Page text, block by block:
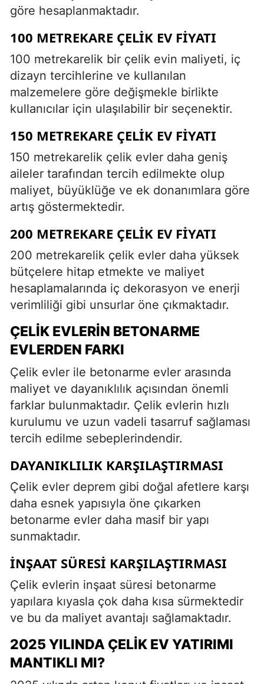
göre hesaplanmaktadır.
100 METREKARE ÇELIK EV FIYATI
100 metrekarelik bir çelik evin maliyeti, iç
dizayn tercihlerine ve kullanılan
malzemelere göre değişmekle birlikte
kullanıcılar için ulaşılabilir bir seçenektir.
150 METREKARE ÇELIK EV FIYATI
150 metrekarelik çelik evler daha geniş
aileler tarafından tercih edilmekte olup
maliyet, büyüklüğe ve ek donanımlara göre
artış göstermektedir.
200 METREKARE ÇELIK EV FIYATI
200 metrekarelik çelik evler daha yüksek
bütçelere hitap etmekte ve maliyet
hesaplamalarında iç dekorasyon ve enerji
verimliliği gibi unsurlar öne çıkmaktadır.
ÇELIK EVLERIN BETONARME
EVLERDEN FARKI
Çelik evler ile betonarme evler arasında
maliyet ve dayanıklılık açısından önemli
farklar bulunmaktadır. Çelik evlerin hızlı
kurulumu ve uzun vadeli tasarruf sağlaması
tercih edilme sebeplerindendir.
DAYANIKLILIK KARŞILAŞTIRMASI
Çelik evler deprem gibi doğal afetlere karşı
daha esnek yapısıyla öne çıkarken
betonarme evler daha masif bir yapı
sunmaktadır.
İNŞAAT SÜRESI KARŞILAŞTIRMASI
Çelik evlerin inşaat süresi betonarme
yapılara kıyasla çok daha kısa sürmektedir
ve bu da maliyet avantajı sağlamaktadır.
2025 YILINDA ÇELIK EV YATIRIMI
MANTIKLI MI?